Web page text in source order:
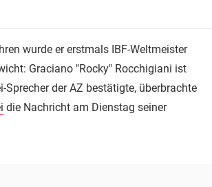
wurde er erstmals IBF-Weltmeister
Graciano "Rocky" Rocchigiani ist
Sprecher der AZ bestätigte, überbrachte
die Nachricht am Dienstag seiner